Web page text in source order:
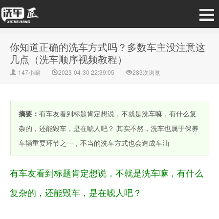
你知道正确的洗车方式吗？多数车主没注意这
几点（洗车顺序视频教程）
147小编 2023-04-30 22:39:05 283次浏览
摘要： 有车友看到标题肯定想说，不就是洗车嘛，有什么复
杂的，还能毁车，是在唬人吧？ 其实不然，洗车也属于保养
车辆重要环节之一，不当的洗车方式也会造成车油
有车友看到标题肯定想说，不就是洗车嘛，有什么
复杂的，还能毁车，是在唬人吧？